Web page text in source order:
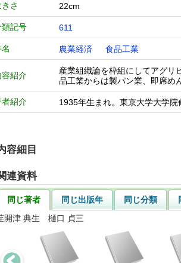
きさ 22cm
類記号 611
農業経済 食品工業
容紹介
産業組織論を枠組にしてアグリ
品工業からは製パン業、即席め
者紹介 1935年生まれ。東京大学大学院
容細目
連資料
同じ著者 同じ出版年 同じ分類
開津 典生 樋口 貞三